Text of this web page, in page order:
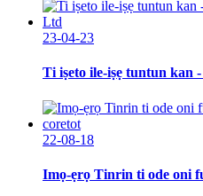
23-04-23
Ti iṣeto ile-iṣẹ tuntun kan
22-08-18
Imọ-ẹrọ Tinrin ti ode oni